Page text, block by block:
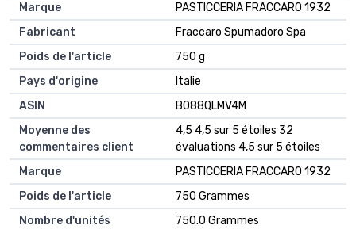
Marque
‎PASTICCERIA FRACCARO 1932
Fabricant
‎Fraccaro Spumadoro Spa
Poids de l'article
‎750 g
Pays d'origine
‎Italie
ASIN
B088QLMV4M
Moyenne des
commentaires client
4,5 4,5 sur 5 étoiles 32
évaluations 4,5 sur 5 étoiles
Marque
PASTICCERIA FRACCARO 1932
Poids de l'article
750 Grammes
Nombre d'unités
750.0 Grammes